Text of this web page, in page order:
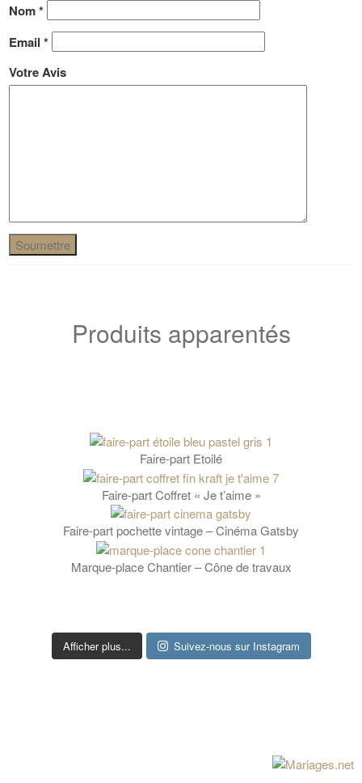
Nom*
Email *
Votre Avis
Produits apparentés
Faire-part Etoilé
Faire-part Coffret « Je t’aime »
Faire-part pochette vintage – Cinéma Gatsby
Marque-place Chantier – Cône de travaux
Afficher plus... Suivez-nous sur Instagram